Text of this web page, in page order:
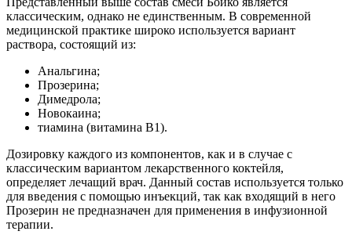
классическим, однако не единственным. В современной
медицинской практике широко используется вариант
раствора, состоящий из:
Анальгина;
Прозерина;
Димедрола;
Новокаина;
тиамина (витамина B1).
Дозировку каждого из компонентов, как и в случае с
классическим вариантом лекарственного коктейля,
определяет лечащий врач. Данный состав используется только
для введения с помощью инъекций, так как входящий в него
Прозерин не предназначен для применения в инфузионной
терапии.